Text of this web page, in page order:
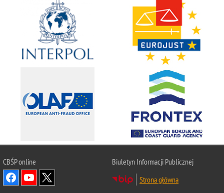
CBŚPonline
Biuletyn Informacji Publicznej
Strona główna